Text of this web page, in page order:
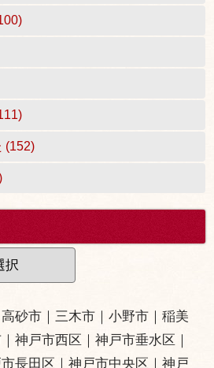
(152)
高砂市 ｜三木市 ｜小野市｜稲美
｜神戸市西区 ｜神戸市垂水区
長田区 ｜神戸市中央区 ｜神戸